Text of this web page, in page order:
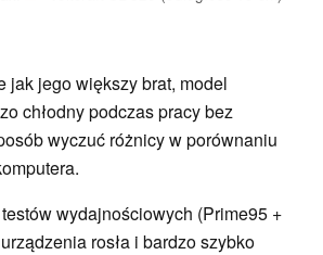
jak jego większy brat, model
chłodny podczas pracy bez
wyczuć różnicy w porównaniu
wydajnościowych (Prime95 +
rosła i bardzo szybko